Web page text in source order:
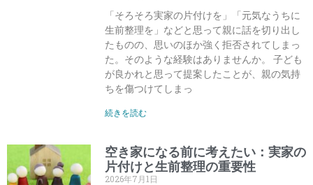
「そろそろ実家の片付けを」「元気なうちに
生前整理を」などと思って親に話を切り出し
たものの、思いのほか強く拒否されてしまっ
た。そのような経験はありませんか。 子ども
が良かれと思って提案したことが、親の気持
ちを傷つけてしまっ
続きを読む
空き家になる前に考えたい：実家の
片付けと生前整理の重要性
2026年7月1日